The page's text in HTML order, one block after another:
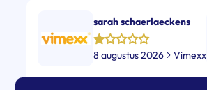
sarah schaerlaeckens
8 augustus 2026 Vimexx